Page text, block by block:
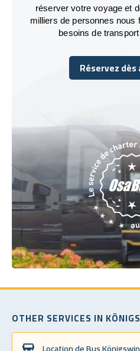
réserver votre voyage et
milliers de personnes nous
besoins de
Réservez
Réservez
OTHER SERVICES IN